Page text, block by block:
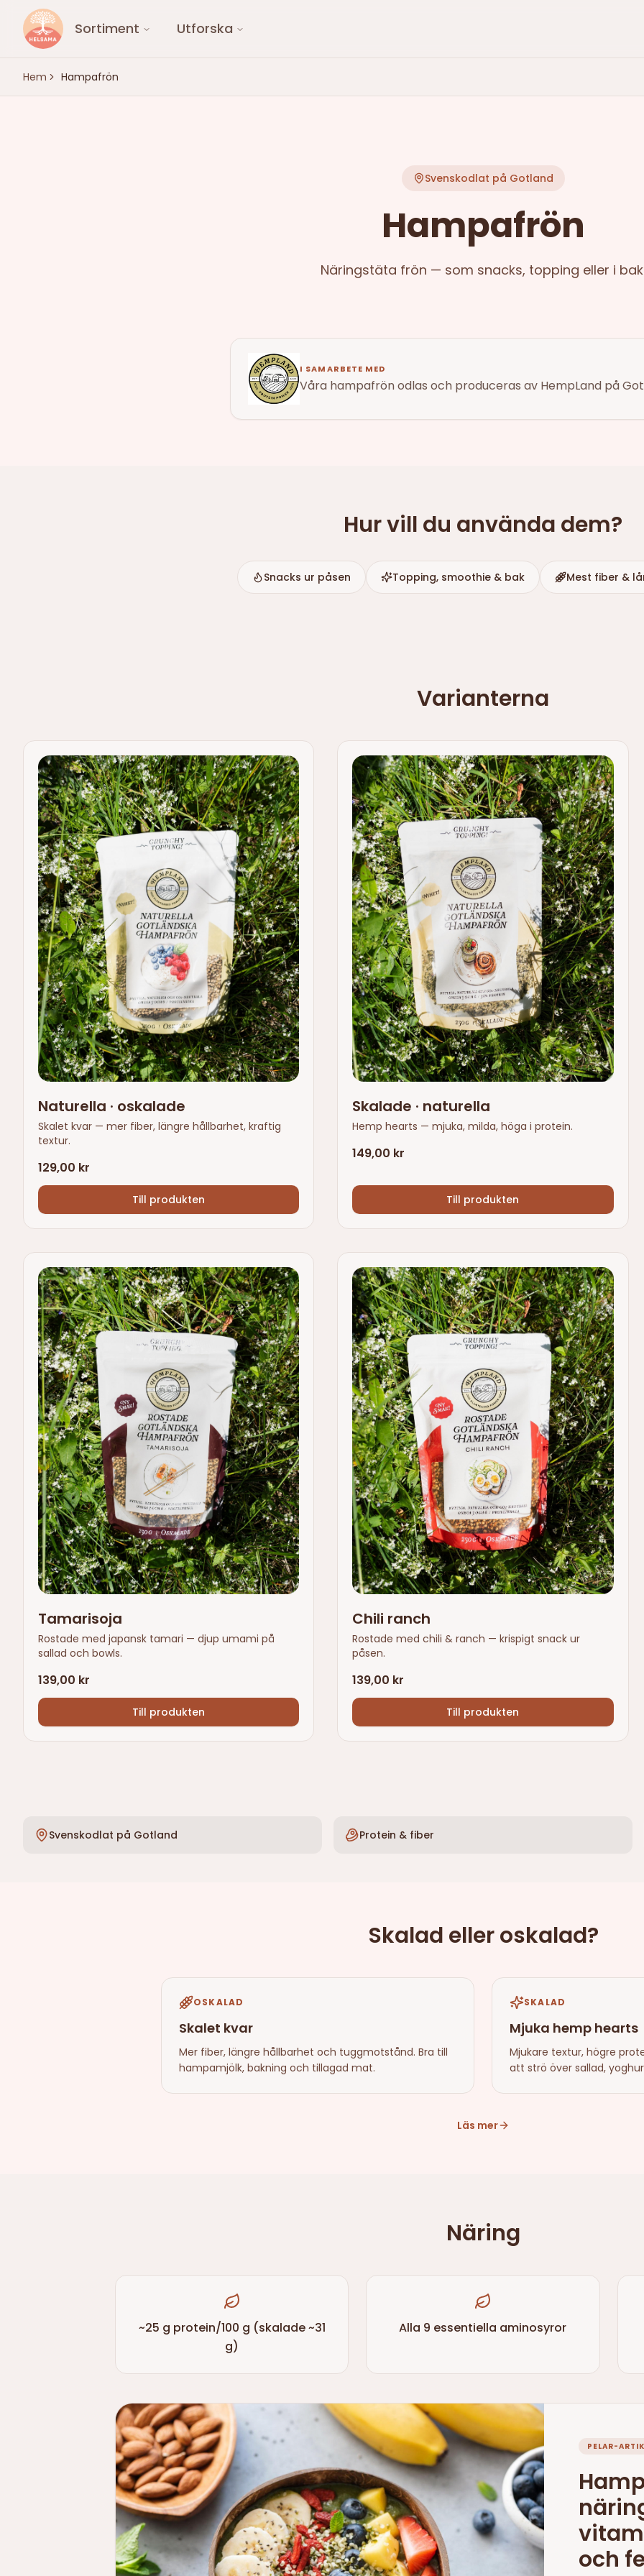
Sortiment Utforska
Hem Hampafrön
Svenskodlat på Gotland
Hampafrön
Näringstäta frön — som snacks, topping eller i
I SAMARBETE MED
Våra hampafrön odlas och produceras av HempLand på
Hur vill du använda dem?
Snacks ur påsen Topping, smoothie & bak Mest fiber &
Varianterna
Naturella · oskalade
Skalet kvar — mer fiber, längre hållbarhet, kraftig
textur.
129,00 kr
Till produkten
Skalade · naturella
Hemp hearts — mjuka, milda, höga i protein.
149,00 kr
Till produkten
Tamarisoja
Rostade med japansk tamari — djup umami på
sallad och bowls.
139,00 kr
Till produkten
Chili ranch
Rostade med chili & ranch — krispigt snack ur
påsen.
139,00 kr
Till produkten
Svenskodlat på Gotland Protein & fiber
Skalad eller oskalad?
OSKALAD
Skalet kvar
Mer fiber, längre hållbarhet och tuggmotstånd. Bra till
hampamjölk, bakning och tillagad mat.
SKALAD
Mjuka hemp hearts
Mjukare textur, högre
att strö över sallad,
Läs mer
Näring
~25 g protein/100 g (skalade ~31
g)
Alla 9 essentiella aminosyror
PELAR-
och